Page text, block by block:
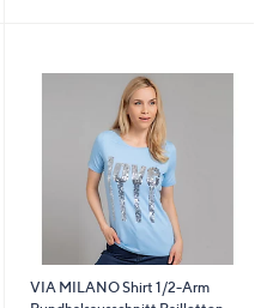
VIA MILANO Shirt 1/2-Arm